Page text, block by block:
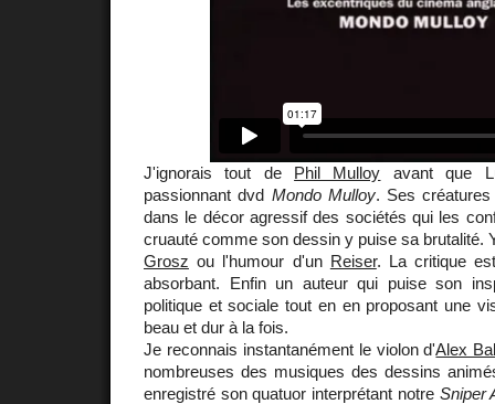
J'ignorais tout de Phil Mulloy avant que
passionnant dvd Mondo Mulloy. Ses créatures
dans le décor agressif des sociétés qui les
cruauté comme son dessin y puise sa brutalité.
Grosz ou l'humour d'un Reiser. La critique
absorbant. Enfin un auteur qui puise son
politique et sociale tout en en proposant une
beau et dur à la fois.
Je reconnais instantanément le violon d'Alex
nombreuses des musiques des dessins
enregistré son quatuor interprétant notre Sniper